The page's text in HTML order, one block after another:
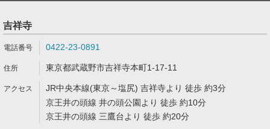
吉祥寺
0422-23-0891
東京都武蔵野市吉祥寺本町1-17-11
JR中央本線(東京～塩尻) 吉祥寺より 徒歩 約3分
京王井の頭線 井の頭公園より 徒歩 約10分
京王井の頭線 三鷹台より 徒歩 約20分